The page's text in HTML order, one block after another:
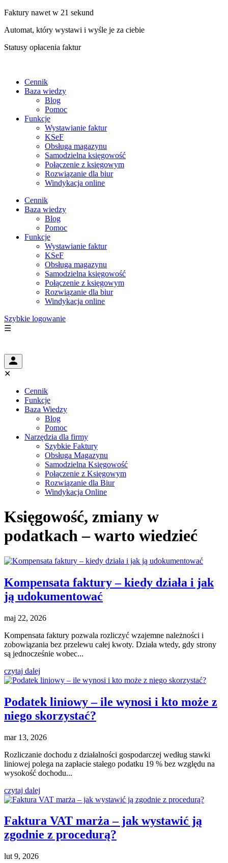
Faktury nawet w 21 sekund
Automat, który wystawi i wyśle je za ciebie
Statusy opłacenia faktur
Cennik
Baza wiedzy
Blog
Pomoc
Funkcje
Wystawianie faktur
KSeF
Obsługa magazynu
Samodzielna księgowość
Połączenie z księgowym
Rozwiązanie dla biur
Windykacja online
Cennik
Baza wiedzy
Blog
Pomoc
Funkcje
Wystawianie faktur
KSeF
Obsługa magazynu
Samodzielna księgowość
Połączenie z księgowym
Rozwiązanie dla biur
Windykacja online
Szybkie logowanie
☰
✕
Cennik
Funkcje
Baza Wiedzy
Blog
Pomoc
Narzędzia dla firmy
Szybkie Faktury
Obsługa Magazynu
Samodzielna Księgowość
Połączenie z Księgowym
Rozwiązanie dla Biur
Windykacja Online
Księgowość, zmiany w
podatkach – warto wiedzieć
Kompensata faktury – kiedy działa i jak
ją udokumentować
maj 22, 2026
Kompensata faktury pozwala rozliczyć wzajemne należności i
zobowiązania bez przelewu całej kwoty. Działa wtedy, gdy strony
są jednocześnie wobec...
czytaj dalej
Podatek liniowy – ile wynosi i kto może z
niego skorzystać?
mar 13, 2026
Rozliczanie dochodu z działalności gospodarczej według stawki
liniowej polega na zapłacie stałego podatku 19 % bez względu na
wysokość dochodu...
czytaj dalej
Faktura VAT marża – jak wystawić ją
zgodnie z procedurą?
lut 9, 2026